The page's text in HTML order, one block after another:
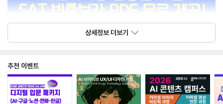
상세정보 더보기
추천 이벤트